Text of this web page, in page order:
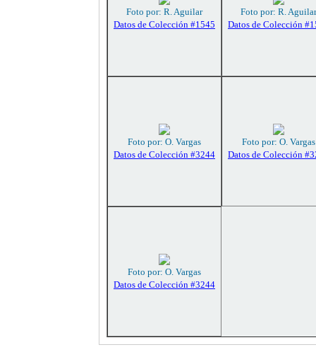
Foto por: R. Aguilar
Datos de Colección #1545
Foto por: R. Aguilar
Datos de Colección
Foto por: O. Vargas
Datos de Colección #3244
Foto por: O. Vargas
Datos de Colección
Foto por: O. Vargas
Datos de Colección #3244